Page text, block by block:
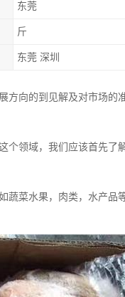
东莞
斤
东莞 深圳
方向的到见解及对市场的
个领域，我们应该首先了
蔬菜水果，肉类，水产品